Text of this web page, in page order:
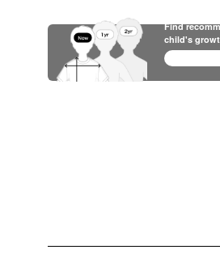
Find
child's